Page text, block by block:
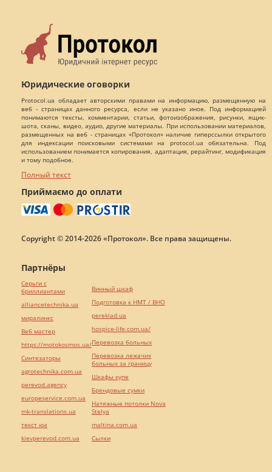
Юридические оговорки
Protocol.ua обладает авторскими правами на информацию, размещенную на
веб - страницах данного ресурса, если не указано иное. Под информацией
понимаются тексты, комментарии, статьи, фотоизображения, рисунки, ящик-
шота, сканы, видео, аудио, другие материалы. При использовании материалов,
размещенных на веб - страницах «Протокол» наличие гиперссылки открытого
для индексации поисковыми системами на protocol.ua обязательна. Под
использованием понимается копирования, адаптация, рерайтинг, модификация
и тому подобное.
Полный текст
Приймаємо до оплати
Copyright © 2014-2026 «Протокол». Все права защищены.
Партнёры
Серьги с
бриллиантами
alliancetechnika.ua
миралинкс
Веб мастер
https://motokosmos.ua/
Синтезаторы
agrotechnika.com.ua
perevod.agency
europeservice.com.ua
mk-translations.ua
текст юа
kievperevod.com.ua
Винный шкаф
Подготовка к НМТ / ВНО
pereklad.ua
hospice-life.com.ua/
Перевозка больных
Перевозка лежачих
больных за границу
Шкафы купе
Брендовые сумки
Натяжные потолки Nova
Stelya
maltina.com.ua
Cылки